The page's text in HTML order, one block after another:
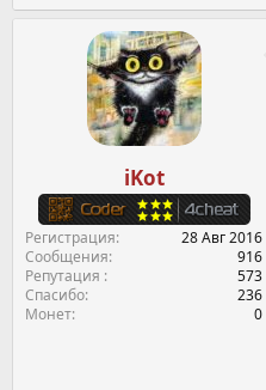
iKot
Регистрация
28 Авг 2016
Сообщения
916
Репутация
573
Спасибо
236
Монет
0